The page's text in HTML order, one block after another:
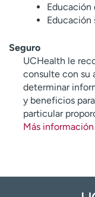
Educación
Educación
Seguro
UCHealth le
consulte con su
determinar
y beneficios
particular
Más